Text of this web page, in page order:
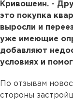
Кривошеин. -
это покупка
выросли и
уже имеющие
добавляют
условиях и
По отзывам
стороны